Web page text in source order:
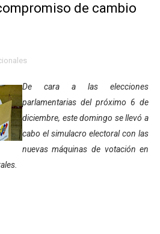
avanza en la transformación del
celebra Semana
fortalece el desarrollo
para aspirantes al curso de
de cambio
De cara a las elecciones
parlamentarias del próximo 6 de
diciembre, este domingo se llevó a
cabo el simulacro electoral con las
nuevas máquinas de votación en